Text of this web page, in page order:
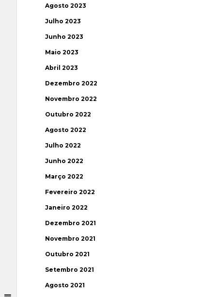
Agosto 2023
Julho 2023
Junho 2023
Maio 2023
Abril 2023
Dezembro 2022
Novembro 2022
Outubro 2022
Agosto 2022
Julho 2022
Junho 2022
Março 2022
Fevereiro 2022
Janeiro 2022
Dezembro 2021
Novembro 2021
Outubro 2021
Setembro 2021
Agosto 2021